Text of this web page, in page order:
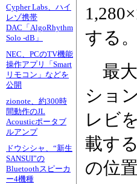
Cypher Labs、ハイ
レゾ携帯
DAC「AlgoRhythm
Solo -dB」
NEC、PCのTV機能
操作アプリ「Smart
リモコン」などを
公開
zionote、約300時
間動作のJL
Acousticポータブ
ルアンプ
ドウシシャ、“新生
SANSUI”の
Bluetoothスピーカ
ー4機種
する。
最大
ショ
レビ
載す
の位